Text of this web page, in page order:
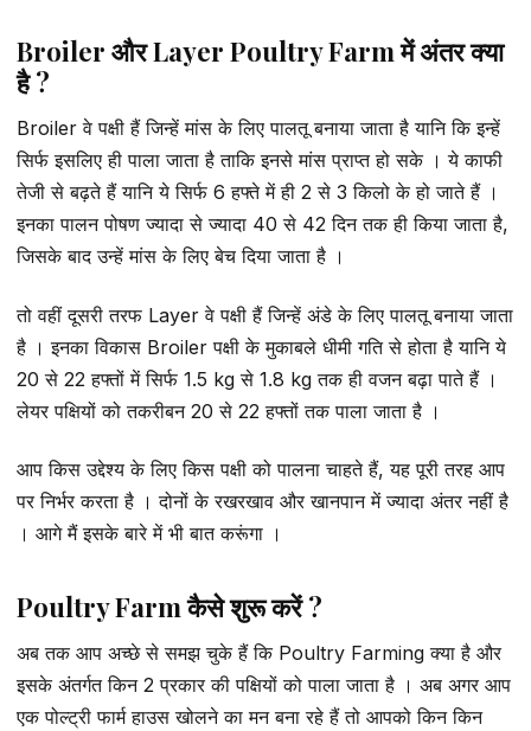
Broiler और Layer Poultry Farm में अंतर क्या
है ?
Broiler वे पक्षी हैं जिन्हें मांस के लिए पालतू बनाया जाता है यानि कि इन्हें
सिर्फ इसलिए ही पाला जाता है ताकि इनसे मांस प्राप्त हो सके । ये काफी
तेजी से बढ़ते हैं यानि ये सिर्फ 6 हफ्ते में ही 2 से 3 किलो के हो जाते हैं ।
इनका पालन पोषण ज्यादा से ज्यादा 40 से 42 दिन तक ही किया जाता है,
जिसके बाद उन्हें मांस के लिए बेच दिया जाता है ।
तो वहीं दूसरी तरफ Layer वे पक्षी हैं जिन्हें अंडे के लिए पालतू बनाया जाता
है । इनका विकास Broiler पक्षी के मुकाबले धीमी गति से होता है यानि ये
20 से 22 हफ्तों में सिर्फ 1.5 kg से 1.8 kg तक ही वजन बढ़ा पाते हैं ।
लेयर पक्षियों को तकरीबन 20 से 22 हफ्तों तक पाला जाता है ।
आप किस उद्देश्य के लिए किस पक्षी को पालना चाहते हैं, यह पूरी तरह आप
पर निर्भर करता है । दोनों के रखरखाव और खानपान में ज्यादा अंतर नहीं है
। आगे मैं इसके बारे में भी बात करूंगा ।
Poultry Farm कैसे शुरू करें ?
अब तक आप अच्छे से समझ चुके हैं कि Poultry Farming क्या है और
इसके अंतर्गत किन 2 प्रकार की पक्षियों को पाला जाता है । अब अगर आप
एक पोल्ट्री फार्म हाउस खोलने का मन बना रहे हैं तो आपको किन किन